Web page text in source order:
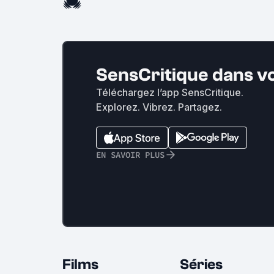
SensCritique dans
Téléchargez l’app SensCritique.
Explorez. Vibrez. Partagez.
EN SAVOIR PLUS
Films Séries